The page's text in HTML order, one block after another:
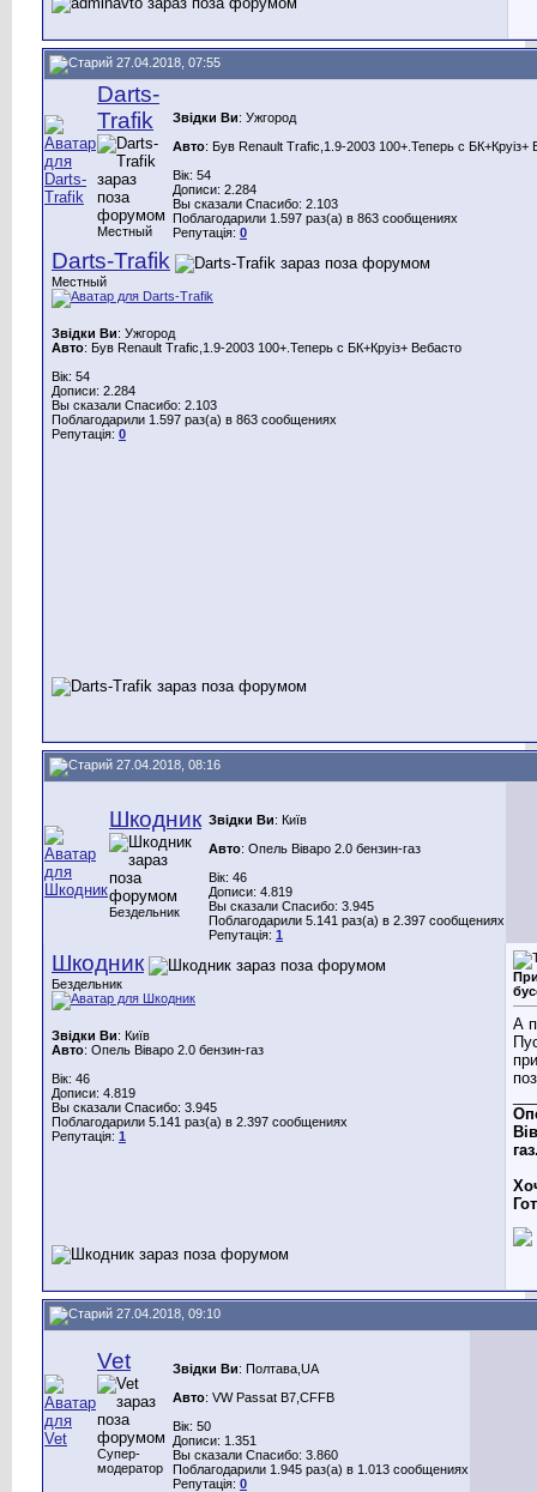
27.04.2018, 07:55
Darts-
Trafik
Местный
Звідки Ви: Ужгород
Авто: Був Renault Trafic,1.9-2003 100+.Теперь с БК+Круіз+
Вік: 54
Дописи: 2.284
Вы сказали Спасибо: 2.103
Поблагодарили 1.597 раз(а) в 863 сообщениях
Репутація: 0
Darts-Trafik
Местный
Звідки Ви: Ужгород
Авто: Був Renault Trafic,1.9-2003 100+.Теперь с БК+Круіз+ Вебасто
Вік: 54
Дописи: 2.284
Вы сказали Спасибо: 2.103
Поблагодарили 1.597 раз(а) в 863 сообщениях
Репутація: 0
27.04.2018, 08:16
Шкодник
Бездельник
Звідки Ви: Київ
Авто: Опель Віваро 2.0 бензин-газ
Вік: 46
Дописи: 4.819
Вы сказали Спасибо: 3.945
Поблагодарили 5.141 раз(а) в 2.397 сообщениях
Репутація: 1
Шкодник
Бездельник
Звідки Ви: Київ
Авто: Опель Віваро 2.0 бензин-газ
Вік: 46
Дописи: 4.819
Вы сказали Спасибо: 3.945
Поблагодарили 5.141 раз(а) в 2.397 сообщениях
Репутація: 1
А
27.04.2018, 09:10
Vet
Супер-
модератор
Звідки Ви: Полтава,UA
Авто: VW Passat B7,CFFB
Вік: 50
Дописи: 1.351
Вы сказали Спасибо: 3.860
Поблагодарили 1.945 раз(а) в 1.013 сообщениях
Репутація: 0